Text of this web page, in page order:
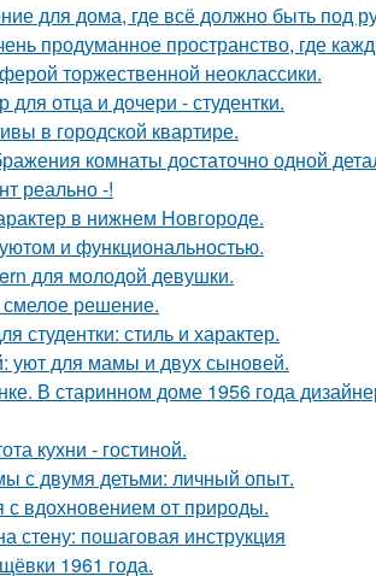
для дома, где всё должно быть под
продуманное пространство, где
торжественной неоклассики.
отца и дочери - студентки.
в городской квартире.
комнаты достаточно одной
реально -!
в нижнем Новгороде.
и функциональностью.
для молодой девушки.
смелое решение.
студентки: стиль и характер.
уют для мамы и двух сыновей.
В старинном доме 1956 года
кухни - гостиной.
с двумя детьми: личный опыт.
с вдохновением от природы.
стену: пошаговая инструкция
1961 года.